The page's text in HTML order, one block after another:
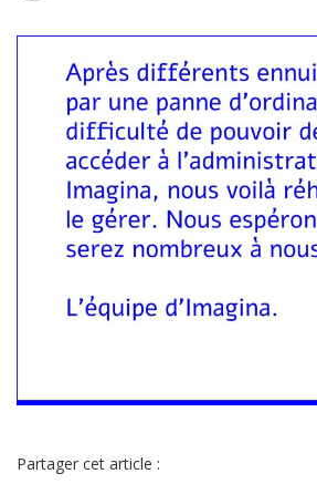
Partager cet article :